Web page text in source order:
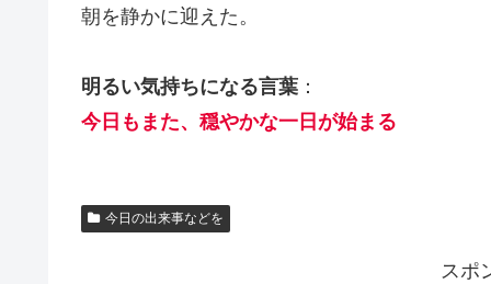
朝を静かに迎えた。
明るい気持ちになる言葉 ：
今日もまた、穏やかな一日が始まる
今日の出来事などを
スポ